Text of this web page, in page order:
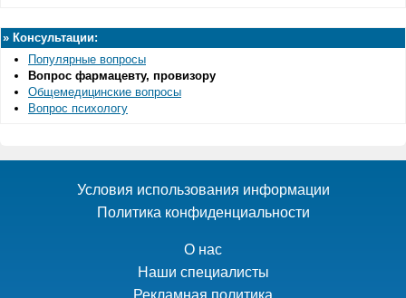
» Консультации:
Популярные вопросы
Вопрос фармацевту, провизору
Общемедицинские вопросы
Вопрос психологу
Условия использования информации
Политика конфиденциальности
О нас
Наши специалисты
Рекламная политика